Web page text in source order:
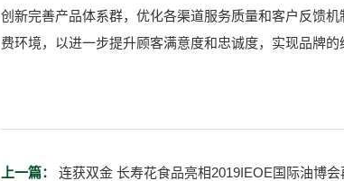
创新完善产品体系群，优化各渠道服务质量和客户反馈
费环境，以进一步提升顾客满意度和忠诚度，实现品牌的
上一篇： 连获双金 长寿花食品亮相2019IEOE国际油博